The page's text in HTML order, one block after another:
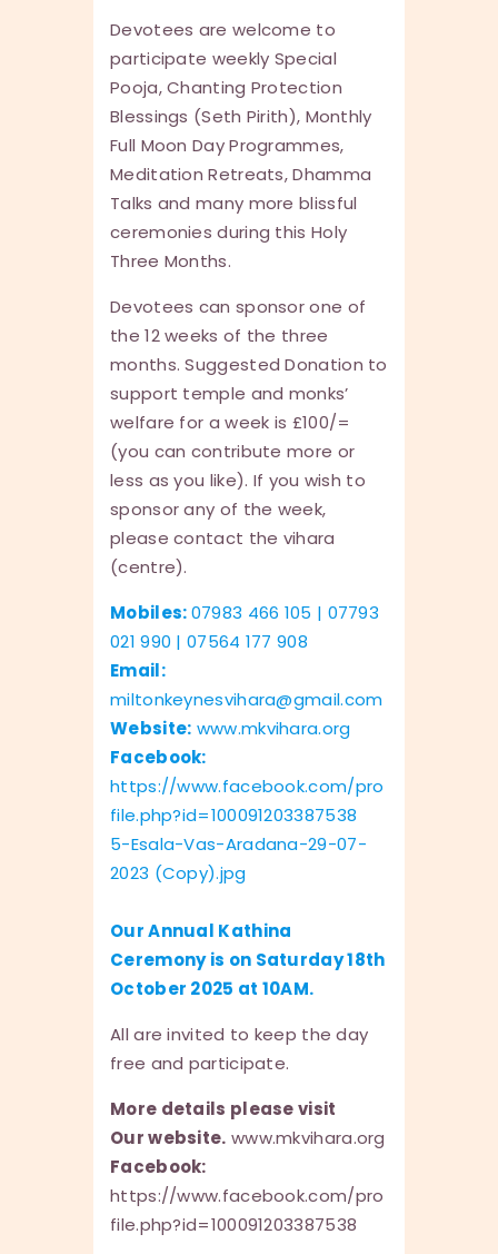
Devotees are welcome to
participate weekly Special
Pooja, Chanting Protection
Blessings (Seth Pirith), Monthly
Full Moon Day Programmes,
Meditation Retreats, Dhamma
Talks and many more blissful
ceremonies during this Holy
Three Months.
Devotees can sponsor one of
the 12 weeks of the three
months. Suggested Donation to
support temple and monks’
welfare for a week is £100/=
(you can contribute more or
less as you like). If you wish to
sponsor any of the week,
please contact the vihara
(centre).
Mobiles:07983 466 105 | 07793
021 990 | 07564 177 908
Email:
miltonkeynesvihara@gmail.com
Website: www.mkvihara.org
Facebook:
https://www.facebook.com/pro
file.php?id=100091203387538
5-Esala-Vas-Aradana-29-07-
2023 (Copy).jpg
Our Annual Kathina
Ceremony is on Saturday 18th
October 2025 at 10AM.
All are invited to keep the day
free and participate.
More details please visit
Our website. www.mkvihara.org
Facebook:
https://www.facebook.com/pro
file.php?id=100091203387538